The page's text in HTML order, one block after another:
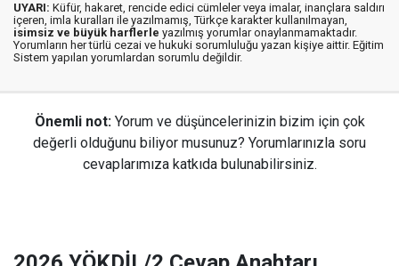
UYARI: Küfür, hakaret, rencide edici cümleler veya imalar, inançlara saldırı
içeren, imla kuralları ile yazılmamış, Türkçe karakter kullanılmayan,
isimsiz ve büyük harflerle yazılmış yorumlar onaylanmamaktadır.
Yorumların her türlü cezai ve hukuki sorumluluğu yazan kişiye aittir. Eğitim
Sistem yapılan yorumlardan sorumlu değildir.
Önemli not: Yorum ve düşüncelerinizin bizim için çok
değerli olduğunu biliyor musunuz? Yorumlarınızla soru
cevaplarımıza katkıda bulunabilirsiniz.